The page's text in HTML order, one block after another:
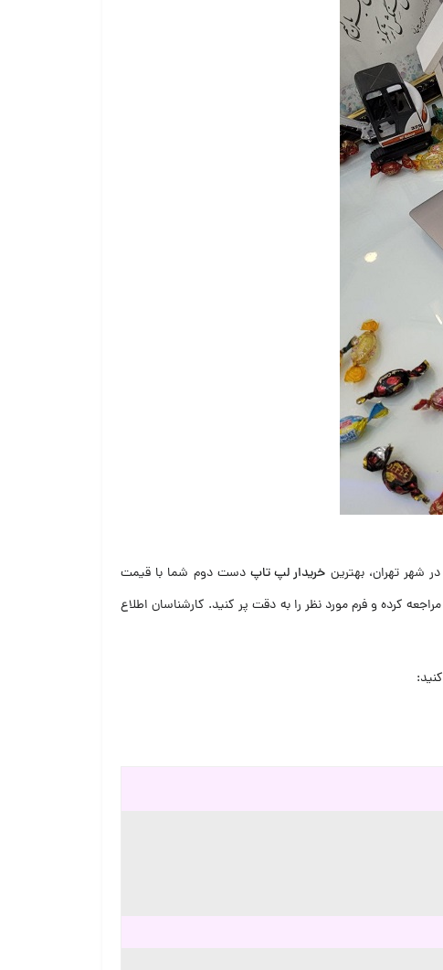
شهر تهران، بهترین خریدار لپ تاپ دست دوم شما با قیمت
مراجعه کرده و فرم مورد نظر را به دقت پر کنید. کارشناسان اطلاع